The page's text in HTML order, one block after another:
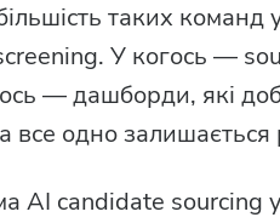
таких команд
У когось —
— дашборди, які
все одно
AI candidate sourcing у